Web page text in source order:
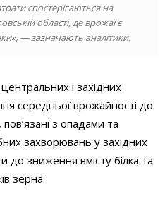
спостерігаються на
області, де врожаї є
— зазначають аналітики.
і західних
середньої врожайності до
з опадами та
захворювань у західних
зниження вмісту білка та
зерна.